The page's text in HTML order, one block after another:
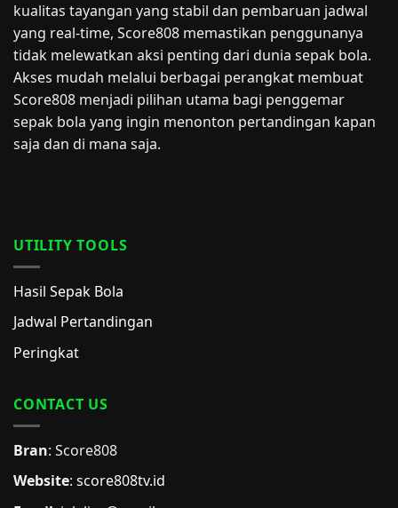
kualitas tayangan yang stabil dan pembaruan jadwal
yang real-time, Score808 memastikan penggunanya
tidak melewatkan aksi penting dari dunia sepak bola.
Akses mudah melalui berbagai perangkat membuat
Score808 menjadi pilihan utama bagi penggemar
sepak bola yang ingin menonton pertandingan kapan
saja dan di mana saja.
UTILITY TOOLS
Hasil Sepak Bola
Jadwal Pertandingan
Peringkat
CONTACT US
Bran: Score808
Website: score808tv.id